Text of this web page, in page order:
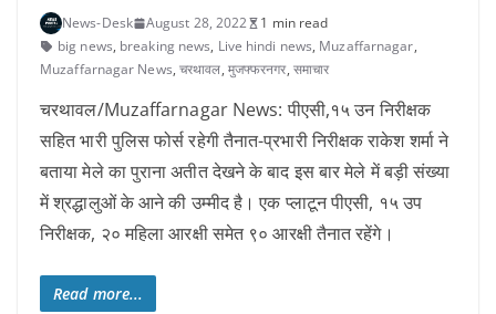
News-Desk August 28, 2022
1 min read
big news, breaking news, Live hindi news, Muzaffarnagar,
Muzaffarnagar News,चरथावल, मुजफ्फरनगर, समाचार
चरथावल/Muzaffarnagar News: पीएसी,१५ उन निरीक्षक
सहित भारी पुलिस फोर्स रहेगी तैनात-प्रभारी निरीक्षक राकेश शर्मा ने
बताया मेले का पुराना अतीत देखने के बाद इस बार मेले में बड़ी संख्या
में श्रद्धालुओं के आने की उम्मीद है। एक प्लाटून पीएसी, १५ उप
निरीक्षक, २० महिला आरक्षी समेत ९० आरक्षी तैनात रहेंगे।
Read more...